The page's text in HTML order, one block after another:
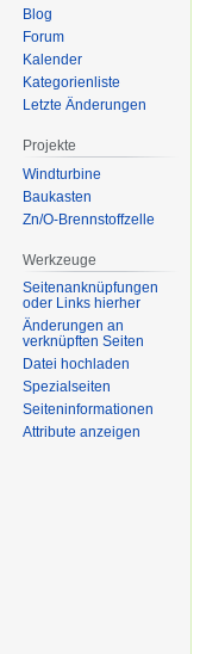
Blog
Forum
Kalender
Kategorienliste
Letzte Änderungen
Projekte
Windturbine
Baukasten
Zn/O-Brennstoffzelle
Werkzeuge
Seitenanknüpfungen
oder Links hierher
Änderungen an
verknüpften Seiten
Datei hochladen
Spezialseiten
Seiten­informationen
Attribute anzeigen